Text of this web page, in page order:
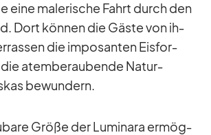
eine ma­le­ri­sche Fahrt durch den
Dort kön­nen die Gäste von ih­
die im­po­san­ten Eis­for­
die atem­be­rau­bende Na­tur­
be­wun­dern.
Größe der Lu­mi­nara er­mög­